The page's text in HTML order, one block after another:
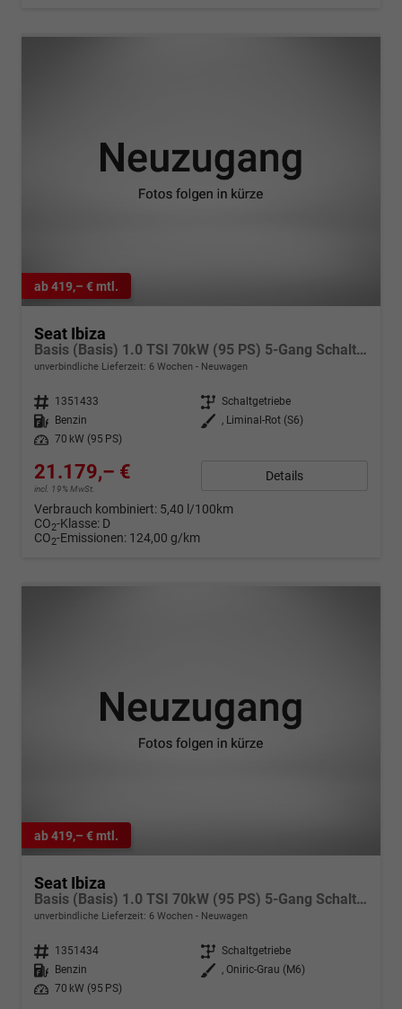
ab 419,– € mtl.
Seat Ibiza
Basis (Basis) 1.0 TSI 70kW (95 PS) 5-Gang Schaltgetriebe
unverbindliche Lieferzeit: 6 Wochen Neuwagen
Fahrzeugnr. 1351433 Getriebe Schaltgetriebe
Kraftstoff
Benzin Außenfarbe
, Liminal-Rot (S6)
Leistung
70 kW (95 PS)
21.179,– €
incl. 19% MwSt.
Details
Verbrauch kombiniert: 5,40 l/100km
CO2-Klasse: D
CO2-Emissionen: 124,00 g/km
ab 419,– € mtl.
Seat Ibiza
Basis (Basis) 1.0 TSI 70kW (95 PS) 5-Gang Schaltgetriebe
unverbindliche Lieferzeit: 6 Wochen Neuwagen
Fahrzeugnr. 1351434 Getriebe Schaltgetriebe
Kraftstoff
Benzin Außenfarbe
, Oniric-Grau (M6)
Leistung
70 kW (95 PS)